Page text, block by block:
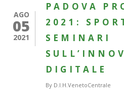
AGO
05
2021
PADOVA
2021:
SEMINARI
DIGITALE
By D.I.H.VenetoCentrale